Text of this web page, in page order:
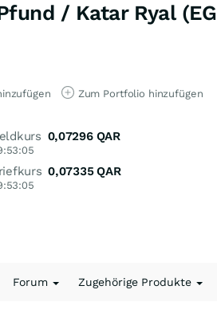
/ Katar Ryal
Zum Portfolio hinzufügen
0,07296 QAR
0,07335 QAR
Forum Zugehörige Produkte